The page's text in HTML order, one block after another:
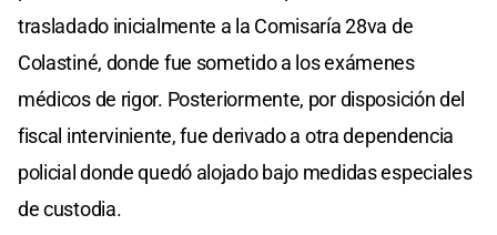
trasladado inicialmente a la Comisaría 28va de
Colastiné, donde fue sometido a los exámenes
médicos de rigor. Posteriormente, por disposición del
fiscal interviniente, fue derivado a otra dependencia
policial donde quedó alojado bajo medidas especiales
de custodia.